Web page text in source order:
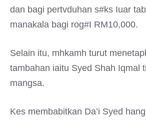
dan bagi pertvduhan s#ks Iuar
manakala bagi rog#I RM10,000.
Selain itu, mhkamh turut
tambahan iaitu Syed Shah Iqmal
mangsa.
Kes membabitkan Da’i Syed